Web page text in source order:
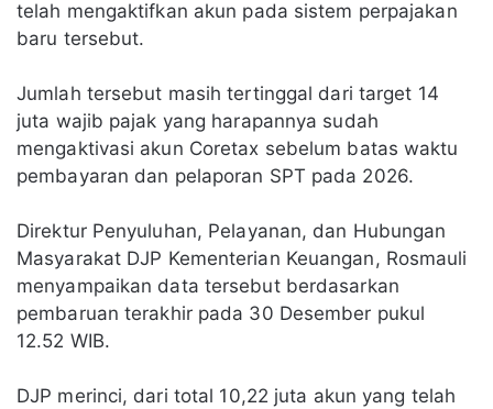
telah mengaktifkan akun pada sistem perpajakan
baru tersebut.
Jumlah tersebut masih tertinggal dari target 14
juta wajib pajak yang harapannya sudah
mengaktivasi akun Coretax sebelum batas waktu
pembayaran dan pelaporan SPT pada 2026.
Direktur Penyuluhan, Pelayanan, dan Hubungan
Masyarakat DJP Kementerian Keuangan, Rosmauli
menyampaikan data tersebut berdasarkan
pembaruan terakhir pada 30 Desember pukul
12.52 WIB.
DJP merinci, dari total 10,22 juta akun yang telah